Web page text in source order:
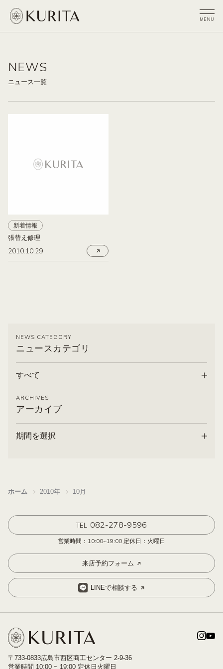
NEWS
ニュース一覧
NEWS CATEGORY
ニュースカテゴリ
すべて
ARCHIVES
アーカイブ
期間を選択
新着情報
張替え修理
2010.10.29
ホーム 2010年 10月
TEL 082-278-9596
営業時間：10:00~19:00 定休日：火曜日
来店予約フォーム
LINEで相談する
〒733-0833広島市西区商工センター 2-9-36
営業時間 10:00 ~ 19:00 定休日火曜日